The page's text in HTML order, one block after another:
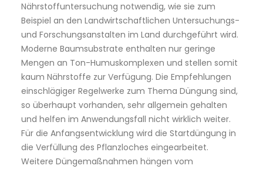
Nährstoffuntersuchung notwendig, wie sie zum
Beispiel an den Landwirtschaftlichen Untersuchungs-
und Forschungsanstalten im Land durchgeführt wird.
Moderne Baumsubstrate enthalten nur geringe
Mengen an Ton-Humuskomplexen und stellen somit
kaum Nährstoffe zur Verfügung. Die Empfehlungen
einschlägiger Regelwerke zum Thema Düngung sind,
so überhaupt vorhanden, sehr allgemein gehalten
und helfen im Anwendungsfall nicht wirklich weiter.
Für die Anfangsentwicklung wird die Startdüngung in
die Verfüllung des Pflanzloches eingearbeitet.
Weitere Düngemaßnahmen hängen vom